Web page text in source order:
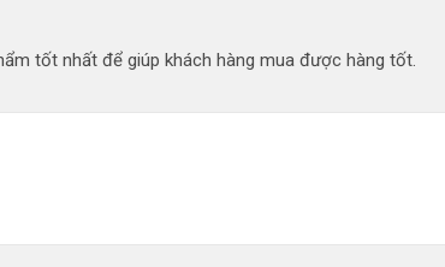
tốt nhất để giúp khách hàng mua được hàng tốt.